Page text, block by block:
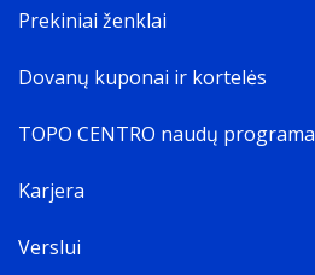
Prekiniai ženklai
Dovanų kuponai ir kortelės
TOPO CENTRO naudų programa
Karjera
Verslui